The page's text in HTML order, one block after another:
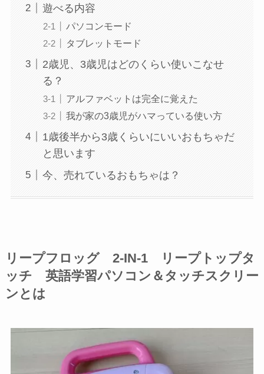
遊べる内容
パソコンモード
タブレットモード
2歳児、3歳児はどのくらい使いこなせ
る？
アルファベットは完全に覚えた
我が家の3歳児がハマっている使い方
1歳後半から3歳くらいにいいおもちゃだ
と思います
今、売れているおもちゃは？
リープフロッグ 2-IN-1 リープトップタ
ッチ 英語学習パソコン＆タッチスクリー
ンとは